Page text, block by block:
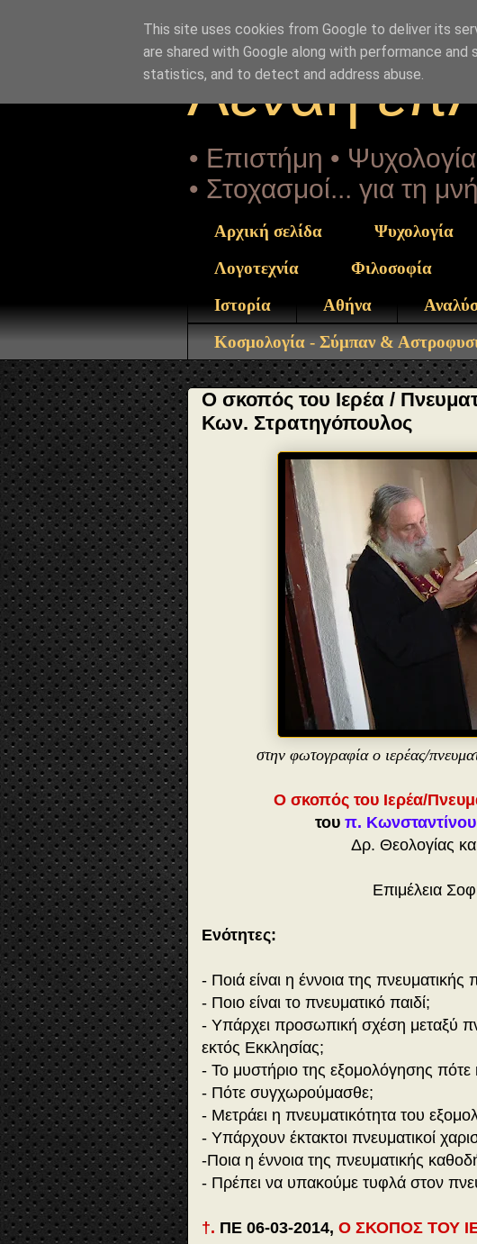
toy-ierea-pneymatikoy-stin-orthodoxia.html" } }
Αέναη
• Επιστήμη •
• Στοχασμοί... για τη
Αρχική σελίδα Ψυχολογία
Λογοτεχνία
Φιλοσοφία
Ιστορία
Αθήνα
Κοσμολογία - Σύμπαν &
Ο σκοπός του Ιερέα /
Κων. Στρατηγόπουλος
στην φωτογραφία ο ιερέας/
Ο σκοπός του Ιερέα/
του π.
Δρ. Θεολογίας
Επιμέλεια
Ενότητες:
- Ποιά είναι η έννοια της πνευματικής
- Ποιο είναι το πνευματικό παιδί;
- Υπάρχει προσωπική σχέση μεταξύ
εκτός Εκκλησίας;
- Το μυστήριο της εξομολόγησης πότε
- Πότε συγχωρούμασθε;
- Μετράει η πνευματικότητα του
- Υπάρχουν έκτακτοι πνευματικοί
-Ποια η έννοια της πνευματικής
- Πρέπει να υπακούμε τυφλά στον
†. ΠΕ 06-03-2014, Ο ΣΚΟΠΟΣ ΤΟΥ
This site uses cookies from Google to deliver its
are shared with Google along with performance
statistics, and to detect and address abuse.